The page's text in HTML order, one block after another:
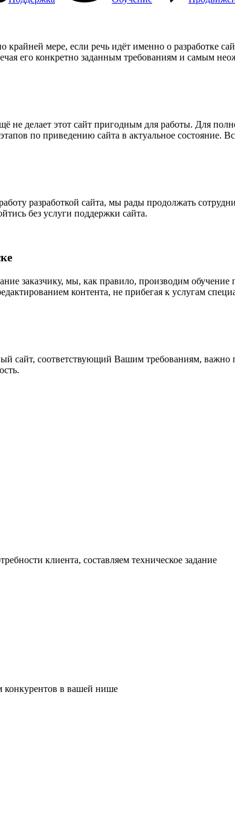
крайней мере, если речь идёт именно о разработке
его конкретно заданным требованиям и самым
не делает этот сайт пригодным для работы. Для
по приведению сайта в актуальное состояние.
разработкой сайта, мы рады продолжать
без услуги поддержки сайта.
заказчику, мы, как правило, производим
контента, не прибегая к услугам
сайт, соответствующий Вашим требованиям,
клиента, составляем техническое задание
конкурентов в вашей нише